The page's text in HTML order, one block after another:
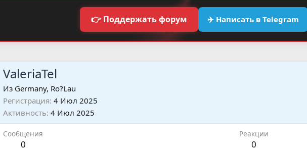
👉 Поддержать форум ✈️ Написать в Telegram
ValeriaTel
Из Germany, Ro?Lau
Регистрация 4 Июл 2025
Активность 4 Июл 2025
Сообщения
0
Реакции
0